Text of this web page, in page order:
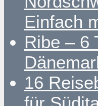
Einfach
Ribe – 6
16